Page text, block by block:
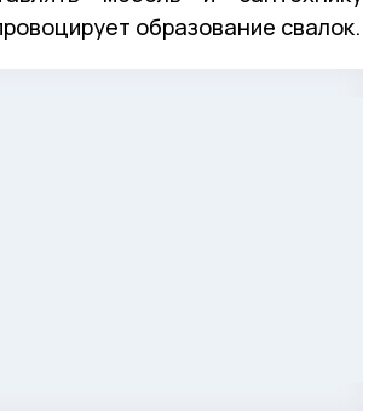
образование свалок.